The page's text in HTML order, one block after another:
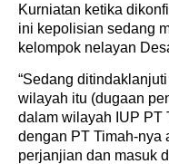
Kurniatan ketika
ini kepolisian sedang
kelompok nelayan
“Sedang
wilayah itu (dugaan
dalam wilayah IUP PT
dengan PT Timah-nya
perjanjian dan masuk